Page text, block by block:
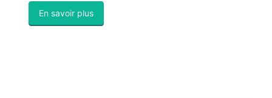
En savoir plus